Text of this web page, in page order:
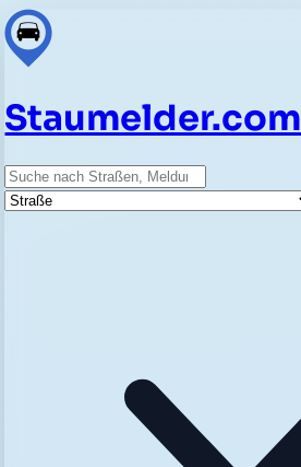
Staumelder.com
Suche
Straße